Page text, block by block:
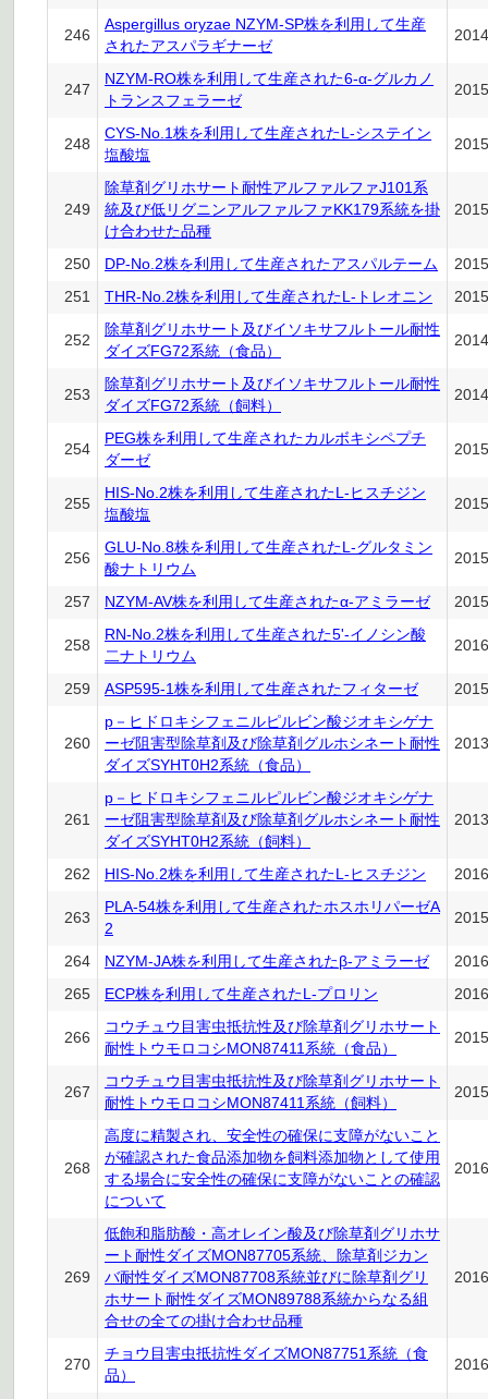
246
Aspergillus oryzae NZYM-SP株を利用して生産
されたアスパラギナーゼ
247
NZYM-RO株を利用して生産された6-α-グルカノ
トランスフェラーゼ
248
CYS-No.1株を利用して生産されたL-システイン
塩酸塩
249
除草剤グリホサート耐性アルファルファJ101系
統及び低リグニンアルファルファKK179系統を掛
け合わせた品種
250 DP-No.2株を利用して生産されたアスパルテーム
251
THR-No.2株を利用して生産されたL-トレオニン
252
除草剤グリホサート及びイソキサフルトール耐性
ダイズFG72系統（食品）
253
除草剤グリホサート及びイソキサフルトール耐性
ダイズFG72系統（飼料）
254
PEG株を利用して生産されたカルボキシペプチ
ダーゼ
255
HIS-No.2株を利用して生産されたL-ヒスチジン
塩酸塩
256
GLU-No.8株を利用して生産されたL-グルタミン
酸ナトリウム
257 NZYM-AV株を利用して生産されたα-アミラーゼ
258
RN-No.2株を利用して生産された5'-イノシン酸
二ナトリウム
259 ASP595-1株を利用して生産されたフィターゼ
260
p－ヒドロキシフェニルピルビン酸ジオキシゲナ
ーゼ阻害型除草剤及び除草剤グルホシネート耐性
ダイズSYHT0H2系統（食品）
261
p－ヒドロキシフェニルピルビン酸ジオキシゲナ
ーゼ阻害型除草剤及び除草剤グルホシネート耐性
ダイズSYHT0H2系統（飼料）
262 HIS-No.2株を利用して生産されたL-ヒスチジン
263
PLA-54株を利用して生産されたホスホリパーゼA
2
264 NZYM-JA株を利用して生産されたβ-アミラーゼ
265
ECP株を利用して生産されたL-プロリン
266
コウチュウ目害虫抵抗性及び除草剤グリホサート
耐性トウモロコシMON87411系統（食品）
267
コウチュウ目害虫抵抗性及び除草剤グリホサート
耐性トウモロコシMON87411系統（飼料）
268
高度に精製され、安全性の確保に支障がないこと
が確認された食品添加物を飼料添加物として使用
する場合に安全性の確保に支障がないことの確認
について
269
低飽和脂肪酸・高オレイン酸及び除草剤グリホサ
ート耐性ダイズMON87705系統、除草剤ジカン
バ耐性ダイズMON87708系統並びに除草剤グリ
ホサート耐性ダイズMON89788系統からなる組
合せの全ての掛け合わせ品種
270
チョウ目害虫抵抗性ダイズMON87751系統（食
品）